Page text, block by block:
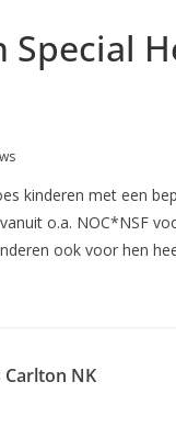
Special
kinderen met een
o.a. NOC*NSF
ook voor hen
Carlton NK